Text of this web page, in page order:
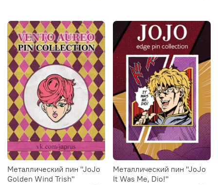
Металлический пин "JoJo
Golden Wind Trish"
Металлический пин "JoJo
It Was Me, Dio!"